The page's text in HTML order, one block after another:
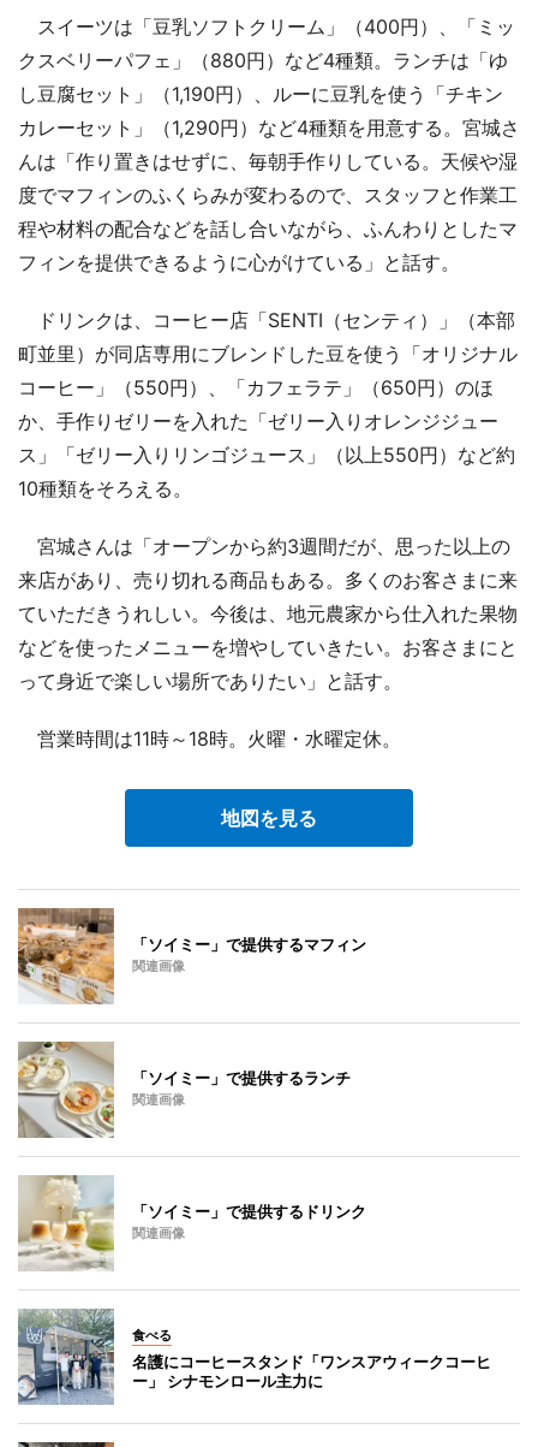
スイーツは「豆乳ソフトクリーム」（400円）、「ミッ
クスベリーパフェ」（880円）など4種類。ランチは「ゆ
し豆腐セット」（1,190円）、ルーに豆乳を使う「チキン
カレーセット」（1,290円）など4種類を用意する。宮城さ
んは「作り置きはせずに、毎朝手作りしている。天候や湿
度でマフィンのふくらみが変わるので、スタッフと作業工
程や材料の配合などを話し合いながら、ふんわりとしたマ
フィンを提供できるように心がけている」と話す。
ドリンクは、コーヒー店「SENTI（センティ）」（本部
町並里）が同店専用にブレンドした豆を使う「オリジナル
コーヒー」（550円）、「カフェラテ」（650円）のほ
か、手作りゼリーを入れた「ゼリー入りオレンジジュー
ス」「ゼリー入りリンゴジュース」（以上550円）など約
10種類をそろえる。
宮城さんは「オープンから約3週間だが、思った以上の
来店があり、売り切れる商品もある。多くのお客さまに来
ていただきうれしい。今後は、地元農家から仕入れた果物
などを使ったメニューを増やしていきたい。お客さまにと
って身近で楽しい場所でありたい」と話す。
営業時間は11時～18時。火曜・水曜定休。
地図を見る
「ソイミー」で提供するマフィン
関連画像
「ソイミー」で提供するランチ
関連画像
「ソイミー」で提供するドリンク
関連画像
食べる
名護にコーヒースタンド「ワンスアウィークコーヒ
ー」 シナモンロール主力に